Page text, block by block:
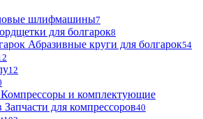
шлифмашины7
для болгарок8
Абразивные круги для болгарок54
12
Компрессоры и комплектующие
Запчасти для компрессоров40